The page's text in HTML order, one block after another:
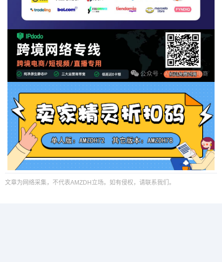
文章为网络采集，不代表AMZDH立场。如有侵权，请联系我们。